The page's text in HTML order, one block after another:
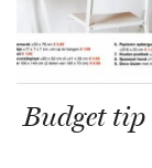
Budget tip